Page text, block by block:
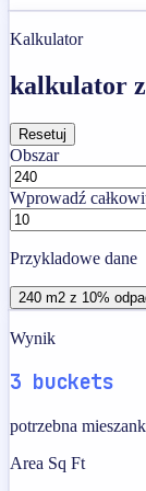
Kalkulator
kalkulator
Resetuj
Obszar
Wprowadź
Przykladowe dane
240 m2 z 10%
Wynik
3 buckets
potrzebna
Area Sq Ft